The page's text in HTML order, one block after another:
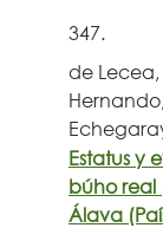
347.
de Lecea,
Estatus y
búho real
Álava